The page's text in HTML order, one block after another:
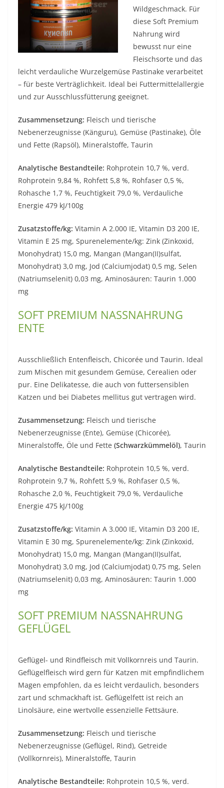
Wildgeschmack. Für
diese Soft Premium
Nahrung wird
bewusst nur eine
Fleischsorte und das
leicht verdauliche Wurzelgemüse Pastinake verarbeitet
– für beste Verträglichkeit. Ideal bei Futtermittelallergie
und zur Ausschlussfütterung geeignet.
Zusammensetzung: Fleisch und tierische
Nebenerzeugnisse (Känguru), Gemüse (Pastinake), Öle
und Fette (Rapsöl), Mineralstoffe, Taurin
Analytische Bestandteile: Rohprotein 10,7 %, verd.
Rohprotein 9,84 %, Rohfett 5,8 %, Rohfaser 0,5 %,
Rohasche 1,7 %, Feuchtigkeit 79,0 %, Verdauliche
Energie 479 kJ/100g
Zusatzstoffe/kg: Vitamin A 2.000 IE, Vitamin D3 200 IE,
Vitamin E 25 mg, Spurenelemente/kg: Zink (Zinkoxid,
Monohydrat) 15,0 mg, Mangan (Mangan(II)sulfat,
Monohydrat) 3,0 mg, Jod (Calciumjodat) 0,5 mg, Selen
(Natriumselenit) 0,03 mg, Aminosäuren: Taurin 1.000
mg
SOFT PREMIUM NASSNAHRUNG
ENTE
Ausschließlich Entenfleisch, Chicorée und Taurin. Ideal
zum Mischen mit gesundem Gemüse, Cerealien oder
pur. Eine Delikatesse, die auch von futtersensiblen
Katzen und bei Diabetes mellitus gut vertragen wird.
Zusammensetzung: Fleisch und tierische
Nebenerzeugnisse (Ente), Gemüse (Chicorée),
Mineralstoffe, Öle und Fette (Schwarzkümmelöl), Taurin
Analytische Bestandteile: Rohprotein 10,5 %, verd.
Rohprotein 9,7 %, Rohfett 5,9 %, Rohfaser 0,5 %,
Rohasche 2,0 %, Feuchtigkeit 79,0 %, Verdauliche
Energie 475 kJ/100g
Zusatzstoffe/kg: Vitamin A 3.000 IE, Vitamin D3 200 IE,
Vitamin E 30 mg, Spurenelemente/kg: Zink (Zinkoxid,
Monohydrat) 15,0 mg, Mangan (Mangan(II)sulfat,
Monohydrat) 3,0 mg, Jod (Calciumjodat) 0,75 mg, Selen
(Natriumselenit) 0,03 mg, Aminosäuren: Taurin 1.000
mg
SOFT PREMIUM NASSNAHRUNG
GEFLÜGEL
Geflügel- und Rindfleisch mit Vollkornreis und Taurin.
Geflügelfleisch wird gern für Katzen mit empfindlichem
Magen empfohlen, da es leicht verdaulich, besonders
zart und schmackhaft ist. Geflügelfett ist reich an
Linolsäure, eine wertvolle essenzielle Fettsäure.
Zusammensetzung: Fleisch und tierische
Nebenerzeugnisse (Geflügel, Rind), Getreide
(Vollkornreis), Mineralstoffe, Taurin
Analytische Bestandteile: Rohprotein 10,5 %, verd.